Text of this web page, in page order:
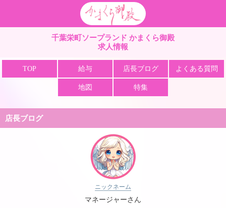
千葉栄町ソープランド かまくら御殿
求人情報
TOP 給与 店長ブログ よくある質問
地図 特集
店長ブログ
ニックネーム
マネージャーさん